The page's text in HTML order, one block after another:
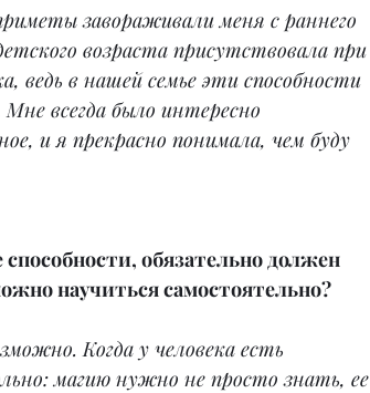
завораживали меня с раннего
возраста присутствовала при
ведь в нашей семье эти способности
всегда было интересно
и я прекрасно понимала, чем буду
обязательно должен
научиться самостоятельно?
Когда у человека есть
магию нужно не просто знать, ее